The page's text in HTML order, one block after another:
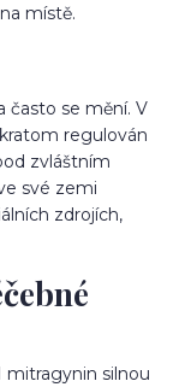
místě.
často se mění. V
regulován
zvláštním
své zemi
zdrojích,
mitragynin silnou